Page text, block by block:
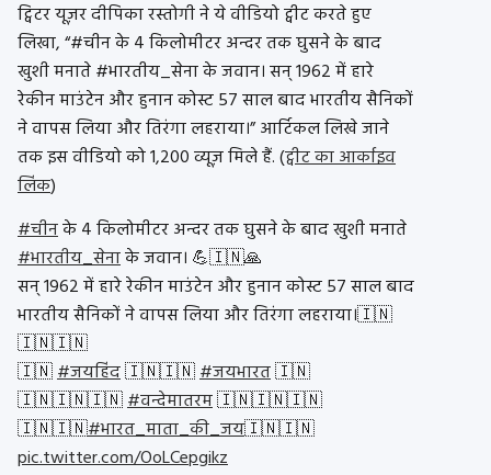
ट्विटर यूज़र दीपिका रस्तोगी ने ये वीडियो ट्वीट करते हुए
लिखा, “#चीन के 4 किलोमीटर अन्दर तक घुसने के बाद
खुशी मनाते #भारतीय_सेना के जवान। सन् 1962 में हारे
रेकीन माउंटेन और हुनान कोस्ट 57 साल बाद भारतीय सैनिकों
ने वापस लिया और तिरंगा लहराया।” आर्टिकल लिखे जाने
तक इस वीडियो को 1,200 व्यूज़ मिले हैं. (ट्वीट का आर्काइव
लिंक)
#चीनके 4 किलोमीटर अन्दर तक घुसने के बाद खुशी मनाते
#भारतीय_सेनाके जवान। 💪🇮🇳🙏
सन् 1962 में हारे रेकीन माउंटेन और हुनान कोस्ट 57 साल बाद
भारतीय सैनिकों ने वापस लिया और तिरंगा लहराया।🇮🇳
🇮🇳🇮🇳
🇮🇳#जयहिंद🇮🇳🇮🇳#जयभारत🇮🇳
🇮🇳🇮🇳🇮🇳#वन्देमातरम🇮🇳🇮🇳🇮🇳
🇮🇳🇮🇳#भारत_माता_की_जय🇮🇳🇮🇳
pic.twitter.com/OoLCepgikz